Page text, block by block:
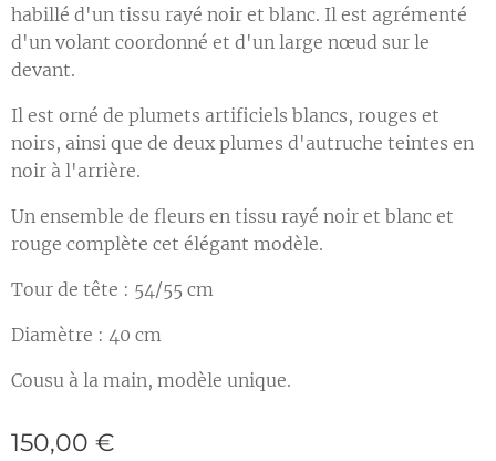
habillé d'un tissu rayé noir et blanc. Il est agrémenté
d'un volant coordonné et d'un large nœud sur le
devant.
Il est orné de plumets artificiels blancs, rouges et
noirs, ainsi que de deux plumes d'autruche teintes en
noir à l'arrière.
Un ensemble de fleurs en tissu rayé noir et blanc et
rouge complète cet élégant modèle.
Tour de tête : 54/55 cm
Diamètre : 40 cm
Cousu à la main, modèle unique.
150,00 €